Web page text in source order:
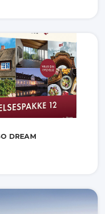
DREAM